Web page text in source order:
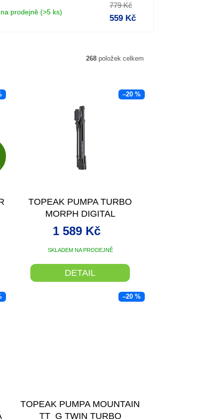
prodejně (>5 ks)
779 Kč
559 Kč
268 položek celkem
–20 %
TOPEAK PUMPA TURBO
MORPH DIGITAL
SKLADEM NA PRODEJNĚ
1 589 Kč
DETAIL
–20 %
TOPEAK PUMPA MOUNTAIN
TT_G TWIN TURBO